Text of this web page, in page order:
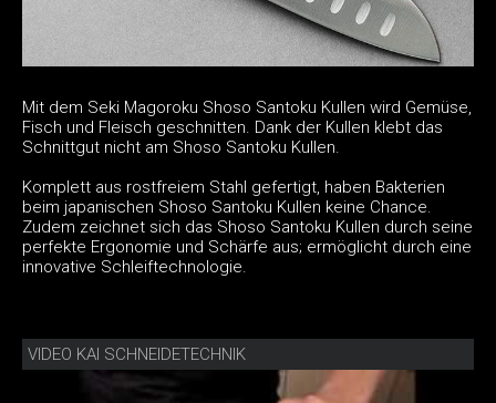
Mit dem Seki Magoroku Shoso Santoku Kullen wird Gemüse,
Fisch und Fleisch geschnitten. Dank der Kullen klebt das
Schnittgut nicht am Shoso Santoku Kullen.
Komplett aus rostfreiem Stahl gefertigt, haben Bakterien
beim japanischen Shoso Santoku Kullen keine Chance.
Zudem zeichnet sich das Shoso Santoku Kullen durch seine
perfekte Ergonomie und Schärfe aus; ermöglicht durch eine
innovative Schleiftechnologie.
VIDEO KAI SCHNEIDETECHNIK